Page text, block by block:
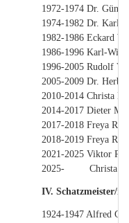
1972-1974 Dr.
1974-1982 Dr. Karl-
1982-1986 Eckard
1986-1996 Karl-
1996-2005 Rudolf
2005-2009 Dr.
2010-2014 Christa
2014-2017 Dieter
2017-2018 Freya
2018-2019 Freya
2021-2025 Viktor
2025- Christa
IV. Schatzmeister/
1924-1947 Alfred